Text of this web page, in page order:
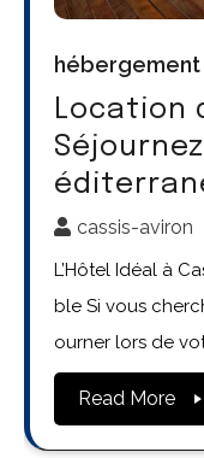
hébergement
Location
cassis-aviron
L’Hôtel Idéal à
ble Si vous
ourner lors de
Read More